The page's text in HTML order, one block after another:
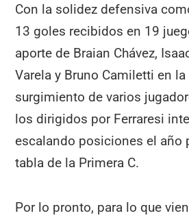
Con la solidez defensiva
13 goles recibidos en 19
aporte de Braian Chávez,
Varela y Bruno Camiletti en
surgimiento de varios
los dirigidos por Ferraresi
escalando posiciones el año
tabla de la Primera C.
Por lo pronto, para lo que